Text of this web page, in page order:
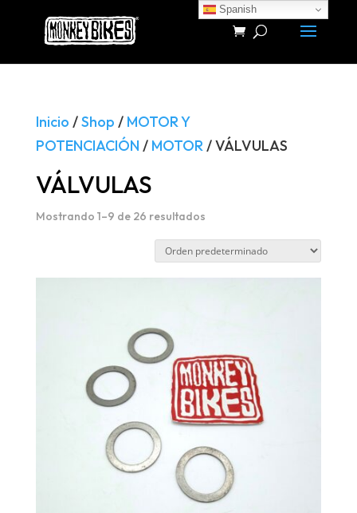
Búsqueda
productos
Inicio /Shop / MOTOR Y
POTENCIACIÓN / MOTOR/ VÁLVULAS
VÁLVULAS
Mostrando 1–9 de 26 resultados
Spanish